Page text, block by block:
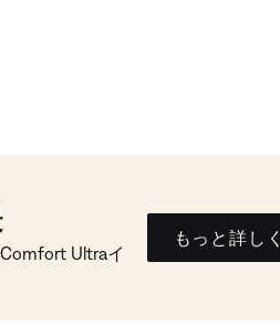
Ultraイ
もっと詳し